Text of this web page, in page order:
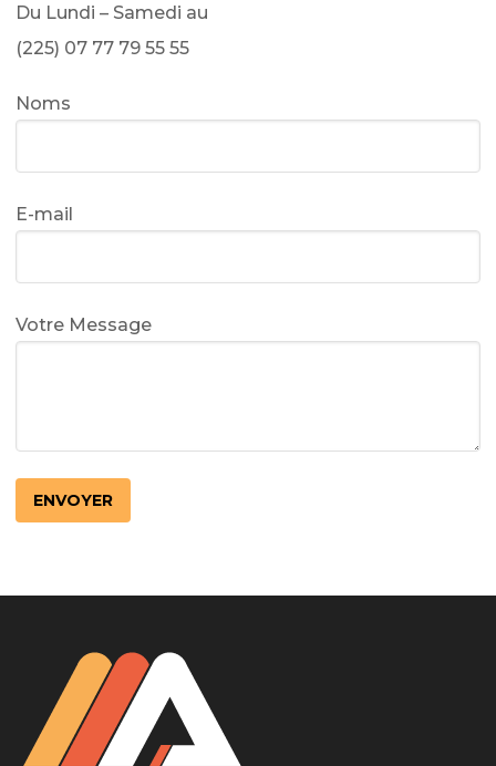
Du Lundi – Samedi au
(225) 07 77 79 55 55
Noms
E-mail
Votre Message
LotoMart
Бай Лото
escort barcelone
https://intimaties.net/es/category/woman-used-
used-panties-es/
eros houston
albanianescort